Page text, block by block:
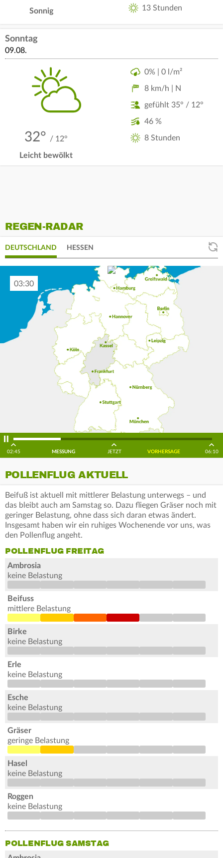
Sonnig 13 Stunden
Sonntag
09.08.
32° / 12°
Leicht bewölkt
0% | 0 l/m²
8 km/h | N
gefühlt 35° / 12°
46 %
8 Stunden
REGEN-RADAR
DEUTSCHLAND HESSEN
03:40
02:45 MESSUNG JETZT VORHERSAGE 06:10
POLLENFLUG AKTUELL
Beifuß ist aktuell mit mittlerer Belastung unterwegs – und
das bleibt auch am Samstag so. Dazu fliegen Gräser noch mit
geringer Belastung, ohne dass sich daran etwas ändert.
Insgesamt haben wir ein ruhiges Wochenende vor uns, was
den Pollenflug angeht.
POLLENFLUG FREITAG
Ambrosia
keine Belastung
Beifuss
mittlere Belastung
Birke
keine Belastung
Erle
keine Belastung
Esche
keine Belastung
Gräser
geringe Belastung
Hasel
keine Belastung
Roggen
keine Belastung
POLLENFLUG SAMSTAG